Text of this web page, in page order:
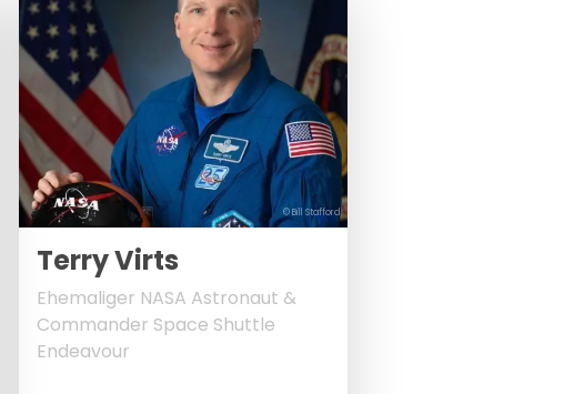
© Bill Stafford
Terry Virts
Ehemaliger NASA Astronaut &
Commander Space Shuttle
Endeavour